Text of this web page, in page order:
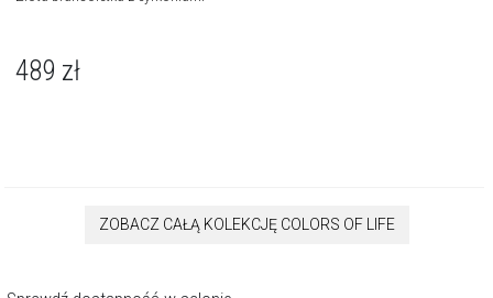
489 zł
ZOBACZ CAŁĄ KOLEKCJĘ COLORS OF LIFE